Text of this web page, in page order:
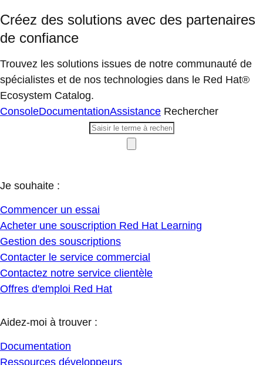
Créez des solutions avec des partenaires
de confiance
Trouvez les solutions issues de notre communauté de
spécialistes et de nos technologies dans le Red Hat®
Ecosystem Catalog.
ConsoleDocumentationAssistance Rechercher
Je souhaite :
Commencer un essai
Acheter une souscription Red Hat Learning
Gestion des souscriptions
Contacter le service commercial
Contactez notre service clientèle
Offres d'emploi Red Hat
Aidez-moi à trouver :
Documentation
Ressources développeurs